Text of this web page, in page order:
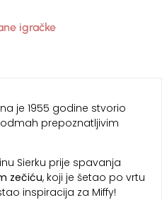
igračke
je 1955 godine stvorio
prepoznatljivim
Sierku prije spavanja
zečiću, koji je šetao po vrtu
inspiracija za Miffy!